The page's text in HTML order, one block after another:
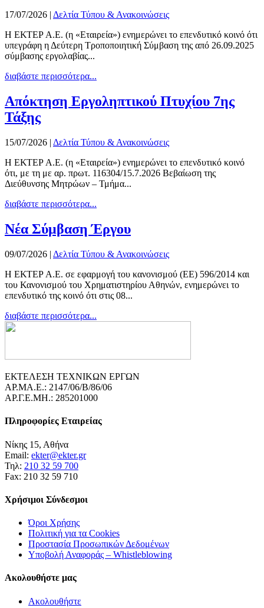
17/07/2026 | Δελτία Τύπου & Ανακοινώσεις
Η ΕΚΤΕΡ Α.Ε. (η «Εταιρεία») ενημερώνει το επενδυτικό κοινό ότι
υπεγράφη η Δεύτερη Τροποποιητική Σύμβαση της από 26.09.2025
σύμβασης εργολαβίας...
διαβάστε περισσότερα...
Απόκτηση Εργοληπτικού Πτυχίου 7ης
Τάξης
15/07/2026 | Δελτία Τύπου & Ανακοινώσεις
Η ΕΚΤΕΡ Α.Ε. (η «Εταιρεία») ενημερώνει το επενδυτικό κοινό
ότι, με τη με αρ. πρωτ. 116304/15.7.2026 Βεβαίωση της
Διεύθυνσης Μητρώων – Τμήμα...
διαβάστε περισσότερα...
Νέα Σύμβαση Έργου
09/07/2026 | Δελτία Τύπου & Ανακοινώσεις
Η ΕΚΤΕΡ Α.Ε. σε εφαρμογή του κανονισμού (ΕΕ) 596/2014 και
του Κανονισμού του Χρηματιστηρίου Αθηνών, ενημερώνει το
επενδυτικό της κοινό ότι στις 08...
διαβάστε περισσότερα...
ΕΚΤΕΛΕΣΗ ΤΕΧΝΙΚΩΝ ΕΡΓΩΝ
ΑΡ.ΜΑ.Ε.: 2147/06/B/86/06
ΑΡ.Γ.Ε.ΜΗ.: 285201000
Πληροφορίες Εταιρείας
Νίκης 15, Αθήνα
Email: ekter@ekter.gr
Τηλ: 210 32 59 700
Fax: 210 32 59 710
Χρήσιμοι Σύνδεσμοι
Όροι Χρήσης
Πολιτική για τα Cookies
Προστασία Προσωπικών Δεδομένων
Υποβολή Αναφοράς – Whistleblowing
Ακολουθήστε μας
Ακολουθήστε